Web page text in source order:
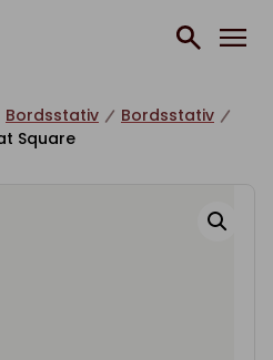
Bordsstativ
Bordsstativ
Square